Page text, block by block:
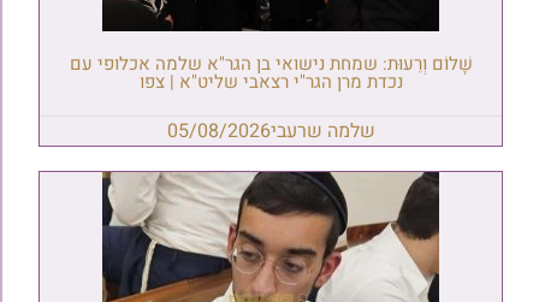
שָׁלוֹם וְרֵעוּת: שמחת נישואי בן הגר"א שלמה אכלופי עם
נכדת מרן הגר"י רצאבי שליט"א | צפו
שלמה שרעבי05/08/2026